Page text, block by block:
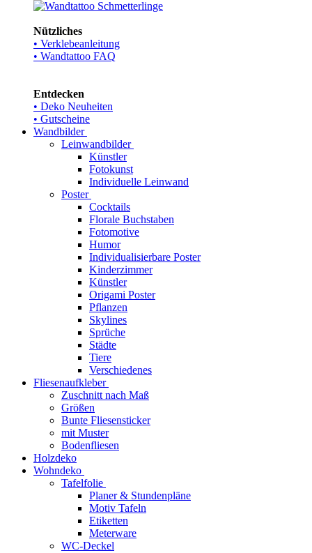
Nützliches
• Verklebeanleitung
• Wandtattoo FAQ
Entdecken
• Deko Neuheiten
• Gutscheine
Wandbilder
Leinwandbilder
Künstler
Fotokunst
Individuelle Leinwand
Poster
Cocktails
Florale Buchstaben
Fotomotive
Humor
Individualisierbare Poster
Kinderzimmer
Künstler
Origami Poster
Pflanzen
Skylines
Sprüche
Städte
Tiere
Verschiedenes
Fliesenaufkleber
Zuschnitt nach Maß
Größen
Bunte Fliesensticker
mit Muster
Bodenfliesen
Holzdeko
Wohndeko
Tafelfolie
Planer & Stundenpläne
Motiv Tafeln
Etiketten
Meterware
WC-Deckel